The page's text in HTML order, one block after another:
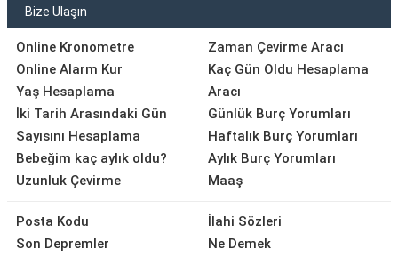
Bize Ulaşın
Online Kronometre
Online Alarm Kur
Yaş Hesaplama
İki Tarih Arasındaki Gün
Sayısını Hesaplama
Bebeğim kaç aylık oldu?
Uzunluk Çevirme
Zaman Çevirme Aracı
Kaç Gün Oldu Hesaplama
Aracı
Günlük Burç Yorumları
Haftalık Burç Yorumları
Aylık Burç Yorumları
Maaş
Posta Kodu
Son Depremler
İlahi Sözleri
Ne Demek